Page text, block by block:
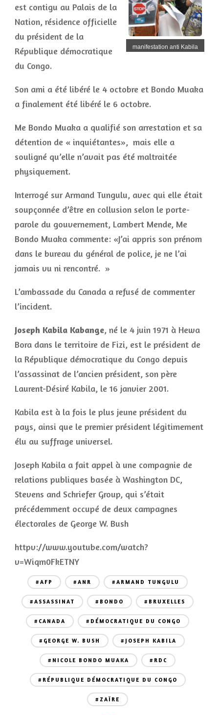
manifestation anti Kabila
est contigu au Palais de la
Nation, résidence officielle
du président de la
République démocratique
du Congo.
Son ami a été libéré le 4 octobre et Bondo Muaka
a finalement été libéré le 6 octobre.
Me Bondo Muaka a qualifié son arrestation et sa
détention de « inquiétantes», mais elle a
souligné qu’elle n’avait pas été maltraitée
physiquement.
Interrogé sur Armand Tungulu, avec qui elle était
soupçonnée d’être en collusion selon le porte-
parole du gouvernement, Lambert Mende, Me
Bondo Muaka commente: «J’ai appris son prénom
dans le bureau du général de police, je ne l’ai
jamais vu ni rencontré. »
L’ambassade du Canada a refusé de commenter
l’incident.
Joseph Kabila Kabange, né le 4 juin 1971 à Hewa
Bora dans le territoire de Fizi, est le président de
la République démocratique du Congo depuis
l’assassinat de l’ancien président, son père
Laurent-Désiré Kabila, le 16 janvier 2001.
Kabila est à la fois le plus jeune président du
pays, ainsi que le premier président légitimement
élu au suffrage universel.
Joseph Kabila a fait appel à une compagnie de
relations publiques basée à Washington DC,
Stevens and Schriefer Group, qui s’était
précédemment occupé de deux campagnes
électorales de George W. Bush
httpv://www.youtube.com/watch?
v=Wiqm0FkETNY
#AFP #ANR #ARMAND TUNGULU
#ASSASSINAT #BONDO #BRUXELLES
#CANADA #DÉMOCRATIQUE DU CONGO
#GEORGE W. BUSH #JOSEPH KABILA
#NICOLE BONDO MUAKA #RDC
#RÉPUBLIQUE DÉMOCRATIQUE DU CONGO
#ZAÏRE